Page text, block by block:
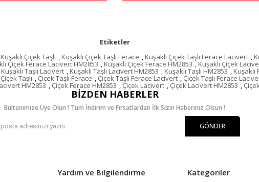
Etiketler
Kuşaklı Çiçek Taşlı ,Kuşaklı Çiçek Taşlı Ferace ,Kuşaklı Çiçek Taşlı Ferace Lacivert ,
Çiçek Ferace Lacivert HM2853 ,Kuşaklı Çiçek Ferace HM2853 ,Kuşaklı Çiçek
Kuşaklı Taşlı Lacivert ,Kuşaklı Taşlı Lacivert HM2853 ,Kuşaklı Taşlı HM2853 ,Kuşaklı
Çiçek Taşlı , Çiçek Taşlı Ferace , Çiçek Taşlı Ferace Lacivert , Çiçek Taşlı Ferace
HM2853 , Çiçek Ferace HM2853 , Çiçek Lacivert , Çiçek Lacivert HM2853 ,
BIZDEN HABERLER
Bültenimize Üye Olun ! Tüm İndirim ve Fırsatlardan İlk Sizin Haberiniz Olsun !
GÖNDER
Yardım ve Bilgilendirme Kategoriler